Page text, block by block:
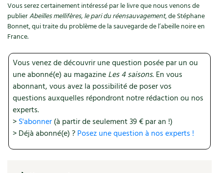
Conception et gros oeuvre
Matériaux écologiques
Énergie
Gestion de l’eau
Entretien de la maison
Décoration et petit bricolage
Santé et bien-être
Trocs & petites annonces
Appels à témoignage
Bonnes adresses
Liste des pépiniéristes
Mieux consommer
Vous serez certainement intéressé par le livre que nous venons de
publierAbeilles mellifères, le pari du réensauvagement, de Stéphane
Bonnet, qui traite du problème de la sauvegarde de l’abeille noire en
France.
Vous venez de découvrir une question posée par un ou
une abonné(e) au magazineLes 4 saisons. En vous
abonnant, vous avez la possibilité de poser vos
questions auxquelles répondront notre rédaction ou nos
experts.
>S'abonner(à partir de seulement 39 € par an !)
> Déjà abonné(e) ?Posez une question à nos experts !